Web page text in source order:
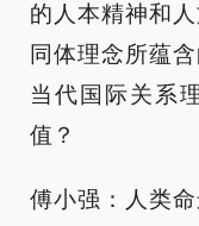
的人本精神和
同体理念所蕴
当代国际关系
值？
傅小强：人类